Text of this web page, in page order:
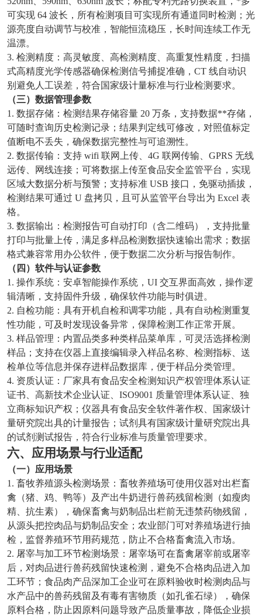
可实现 64 波长，所有检测项目可实现所有通道同时检测；光
源亮度自动调节与校准，智能恒流稳压，长时间连续工作无
温漂。
3. 检测精度：高灵敏度、高检测精度、高重复性精度，扫描
式高精度光学传感器确保检测信号捕捉准确，CT 线自动识
别避免人工误差，符合国家级计量标准与行业检测要求。
（三）数据管理参数
1. 数据存储：检测结果存储容量 20 万条，支持数据**存储，
可随时查询历史检测记录；结果判定线可修改，对照值标定
值断电不丢失，确保数据完整性与可追溯性。
2. 数据传输：支持 wifi 联网上传、4G 联网传输、GPRS 无线
远传、网线连接；可将数据上传至食品安全监管平台，实现
区域大数据分析与预警；支持标准 USB 接口，免驱动插拔，
检测结果可通过 U 盘拷贝，且可从监管平台导出为 Excel 表
格。
3. 数据输出：检测报告可自动打印（含二维码），支持批量
打印与批量上传，满足多样品检测数据快速输出需求；数据
格式兼容常用办公软件，便于数据二次分析与报告制作。
（四）软件与认证参数
1. 操作系统：安卓智能操作系统，UI 交互界面高效，操作逻
辑清晰，支持固件升级，确保软件功能与时俱进。
2. 自检功能：具有开机自检和调零功能，具有自动检测重复
性功能，可及时发现设备异常，保障检测工作正常开展。
3. 样品管理：内置品类多种类样品菜单库，可灵活选择检测
样品；支持在仪器上直接编辑录入样品名称、检测指标、送
检单位等信息并保存进样品数据库，便于样品分类管理。
4. 资质认证：厂家具有食品安全检测知识产权管理体系认证
证书、高新技术企业认证、ISO9001 质量管理体系认证、独
立商标知识产权；仪器具有食品安全软件著作权、国家级计
量研究院出具的计量报告；试剂具有国家级计量研究院出具
的试剂测试报告，符合行业标准与质量管理要求。
六、应用场景与行业适配
（一）应用场景
1. 畜牧养殖源头检测场景：畜牧养殖场可使用仪器对出栏畜
禽（猪、鸡、鸭等）及产出牛奶进行兽药残留检测（如瘦肉
精、抗生素），确保畜禽与奶制品出栏前无违禁药物残留，
从源头把控肉品与奶制品安全；农业部门可对养殖场进行抽
检，监督养殖环节用药规范，防止不合格畜禽流入市场。
2. 屠宰与加工环节检测场景：屠宰场可在畜禽屠宰前或屠宰
后，对肉品进行兽药残留快速检测，避免不合格肉品进入加
工环节；食品肉产品深加工企业可在原料验收时检测肉品与
水产品中的兽药残留及有毒有害物质（如孔雀石绿），确保
原料合格，防止因原料问题导致产品质量事故，降低企业损